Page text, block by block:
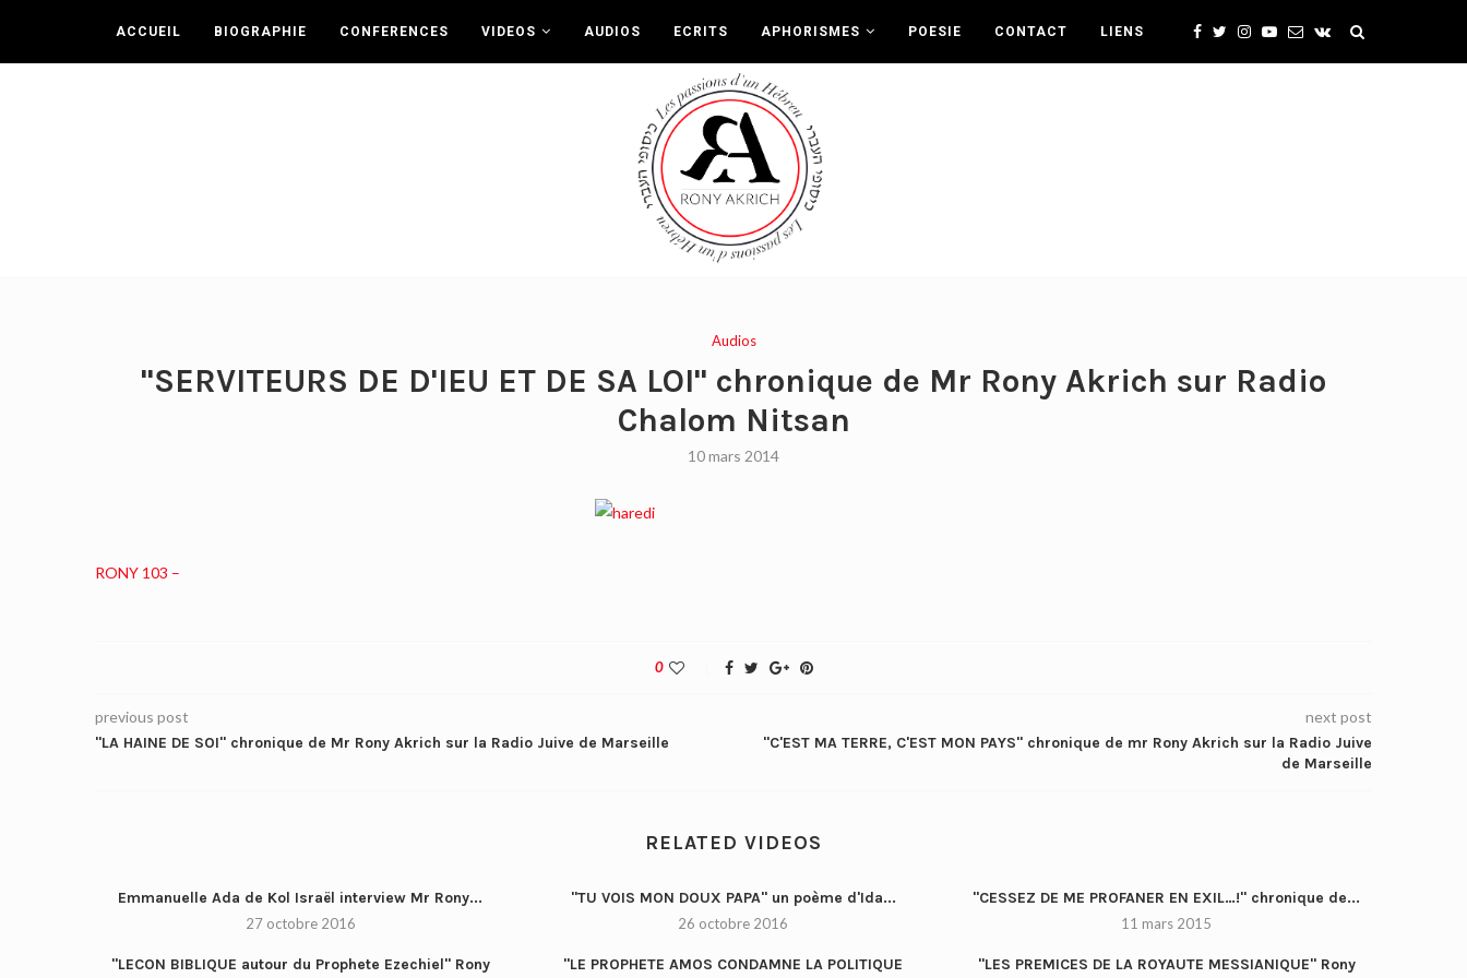
ACCUEIL BIOGRAPHIE CONFERENCES VIDEOS AUDIOS ECRITS APHORISMES POESIE CONTACT LIENS
Audios
"SERVITEURS DE D'IEU ET DE SA LOI" chronique de Mr Rony Akrich sur Radio
Chalom Nitsan
10 mars 2014
RONY 103 –
0
previous post
"LA HAINE DE SOI" chronique de Mr Rony Akrich sur la Radio Juive de Marseille
next post
"C'EST MA TERRE, C'EST MON PAYS" chronique de mr Rony Akrich sur la Radio Juive
de Marseille
RELATED VIDEOS
Emmanuelle Ada de Kol Israël interview Mr Rony...
27 octobre 2016
"TU VOIS MON DOUX PAPA" un poème d'Ida...
26 octobre 2016
"CESSEZ DE ME PROFANER EN EXIL…!" chronique de...
11 mars 2015
"LECON BIBLIQUE autour du Prophete Ezechiel" Rony
"LE PROPHETE AMOS CONDAMNE LA POLITIQUE
"LES PREMICES DE LA ROYAUTE MESSIANIQUE" Rony